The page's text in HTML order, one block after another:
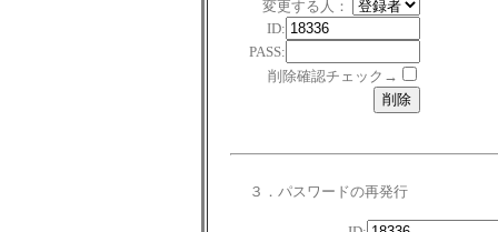
変更する人：
ID:
PASS:
削除確認チェック→
３．パスワードの再発行